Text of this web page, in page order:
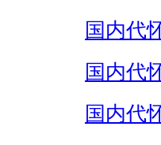
国内代
国内代
国内代